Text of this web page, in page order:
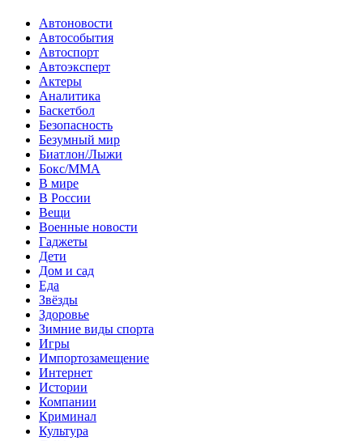
Автоновости
Автособытия
Автоспорт
Автоэксперт
Актеры
Аналитика
Баскетбол
Безопасность
Безумный мир
Биатлон/Лыжи
Бокс/MMA
В мире
В России
Вещи
Военные новости
Гаджеты
Дети
Дом и сад
Еда
Звёзды
Здоровье
Зимние виды спорта
Игры
Импортозамещение
Интернет
Истории
Компании
Криминал
Культура